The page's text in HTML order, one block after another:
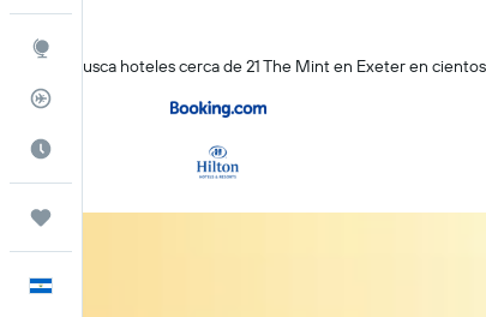
Trips
KAYAK busca hoteles cerca de 21 The Mint en Exeter en